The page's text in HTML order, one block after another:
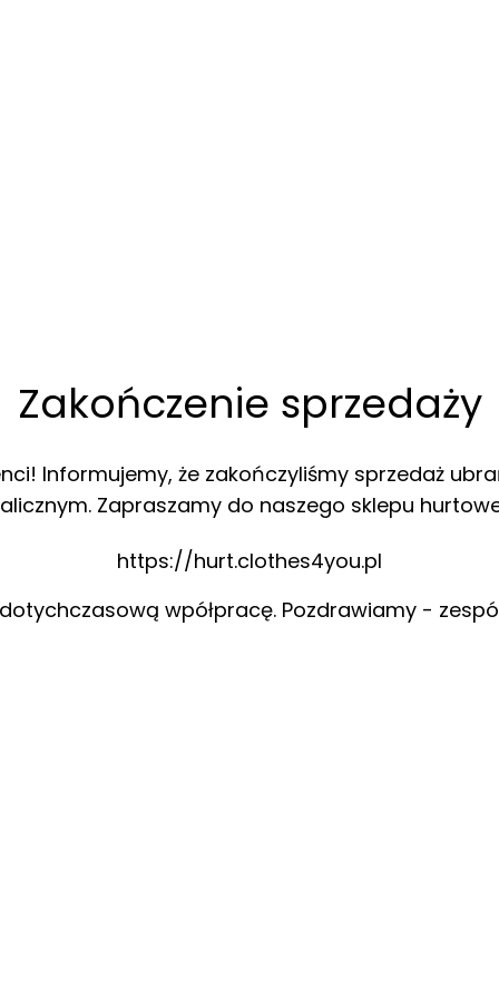
Zakończenie sprzedaży
Informujemy, że zakończyliśmy sprzedaż
Zapraszamy do naszego sklepu
https://hurt.clothes4you.pl
wpółpracę. Pozdrawiamy -